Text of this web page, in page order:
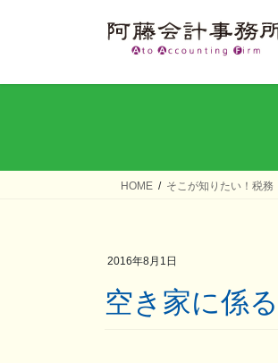
HOME そこが知りたい！税務
2016年8月1日
空き家に